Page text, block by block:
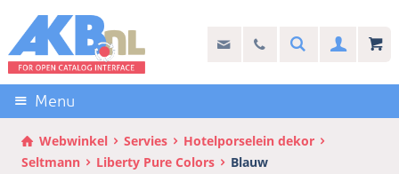
links
over
Direct
naar
de
inhoud
Direct
info@akb.nl
Stel uw vraag
030 69 50 814Search
Menu
Webwinkel Servies
Hotelporselein dekor
Seltmann
Liberty Pure Colors Blauw